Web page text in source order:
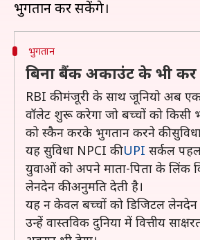
भुगतान
बिना बैंक अकाउंट के भी
RBI की मंजूरी के साथ जूनियो अब
वॉलेट शुरू करेगा जो बच्चों को किसी
को स्कैन करके भुगतान करने की सुविधा
यह सुविधा NPCI कीUPI सर्कल
युवाओं को अपने माता-पिता के लिंक
लेनदेन की अनुमति देती है।
यह न केवल बच्चों को डिजिटल लेनदेन
उन्हें वास्तविक दुनिया में वित्तीय